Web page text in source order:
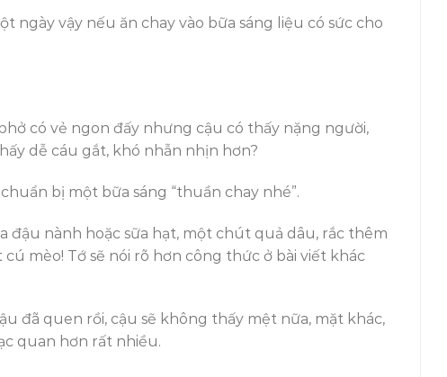
ngày vậy nếu ăn chay vào bữa sáng liệu có sức cho
có vẻ ngon đấy nhưng cậu có thấy nặng người,
dễ cáu gắt, khó nhẫn nhịn hơn?
bị một bữa sáng “thuần chay nhé”.
đậu nành hoặc sữa hạt, một chút quả dâu, rắc thêm
mèo! Tớ sẽ nói rõ hơn công thức ở bài viết khác
đã quen rồi, cậu sẽ không thấy mệt nữa, mặt khác,
quan hơn rất nhiều.